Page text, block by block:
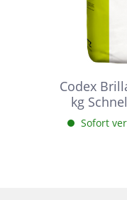
Codex
kg
Sofort